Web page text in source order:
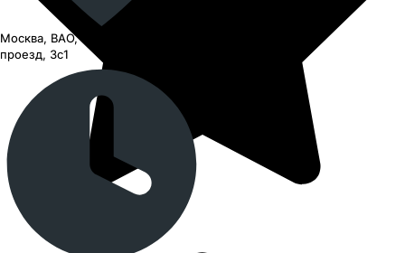
Москва, ВАО, Черницынский
проезд, 3с1